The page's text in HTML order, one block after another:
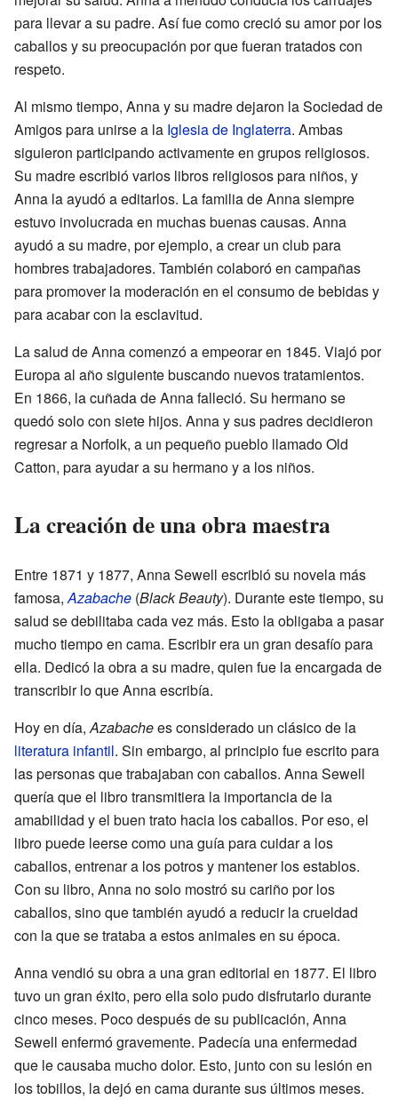
para llevar a su padre. Así fue como creció su amor por los
caballos y su preocupación por que fueran tratados con
respeto.
Al mismo tiempo, Anna y su madre dejaron la Sociedad de
Amigos para unirse a la Iglesia de Inglaterra. Ambas
siguieron participando activamente en grupos religiosos.
Su madre escribió varios libros religiosos para niños, y
Anna la ayudó a editarlos. La familia de Anna siempre
estuvo involucrada en muchas buenas causas. Anna
ayudó a su madre, por ejemplo, a crear un club para
hombres trabajadores. También colaboró en campañas
para promover la moderación en el consumo de bebidas y
para acabar con la esclavitud.
La salud de Anna comenzó a empeorar en 1845. Viajó por
Europa al año siguiente buscando nuevos tratamientos.
En 1866, la cuñada de Anna falleció. Su hermano se
quedó solo con siete hijos. Anna y sus padres decidieron
regresar a Norfolk, a un pequeño pueblo llamado Old
Catton, para ayudar a su hermano y a los niños.
La creación de una obra maestra
Entre 1871 y 1877, Anna Sewell escribió su novela más
famosa,Azabache (Black Beauty). Durante este tiempo, su
salud se debilitaba cada vez más. Esto la obligaba a pasar
mucho tiempo en cama. Escribir era un gran desafío para
ella. Dedicó la obra a su madre, quien fue la encargada de
transcribir lo que Anna escribía.
Hoy en día,Azabachees considerado un clásico de la
literatura infantil. Sin embargo, al principio fue escrito para
las personas que trabajaban con caballos. Anna Sewell
quería que el libro transmitiera la importancia de la
amabilidad y el buen trato hacia los caballos. Por eso, el
libro puede leerse como una guía para cuidar a los
caballos, entrenar a los potros y mantener los establos.
Con su libro, Anna no solo mostró su cariño por los
caballos, sino que también ayudó a reducir la crueldad
con la que se trataba a estos animales en su época.
Anna vendió su obra a una gran editorial en 1877. El libro
tuvo un gran éxito, pero ella solo pudo disfrutarlo durante
cinco meses. Poco después de su publicación, Anna
Sewell enfermó gravemente. Padecía una enfermedad
que le causaba mucho dolor. Esto, junto con su lesión en
los tobillos, la dejó en cama durante sus últimos meses.